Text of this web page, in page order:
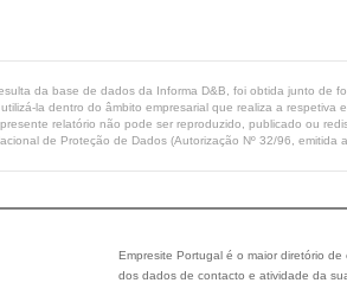
da base de dados da Informa D&B, foi obtida junto de
la dentro do âmbito empresarial que realiza a
relatório não pode ser reproduzido, publicado ou
de Proteção de Dados (Autorização Nº 32/96, emitida
Empresite Portugal é o maior diretório
dos dados de contacto e atividade da